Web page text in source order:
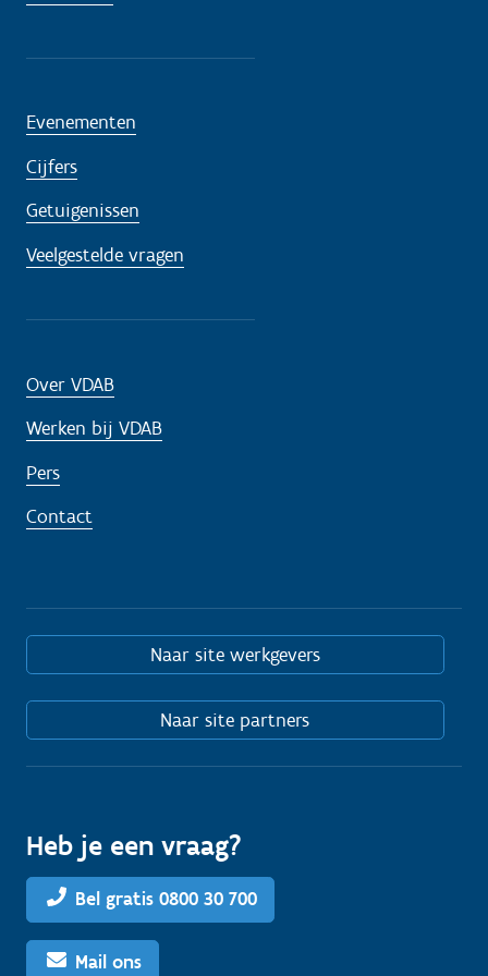
Evenementen
Cijfers
Getuigenissen
Veelgestelde vragen
Over VDAB
Werken bij VDAB
Pers
Contact
Naar site werkgevers
Naar site partners
Heb je een vraag?
Bel gratis 0800 30 700
Mail ons